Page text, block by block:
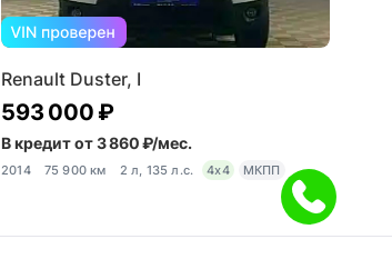
Renault Duster, I
593 000 ₽
В кредит от 3 860 ₽/мес.
2014 75 900 км 2 л, 135 л.с. 4x4 МКПП